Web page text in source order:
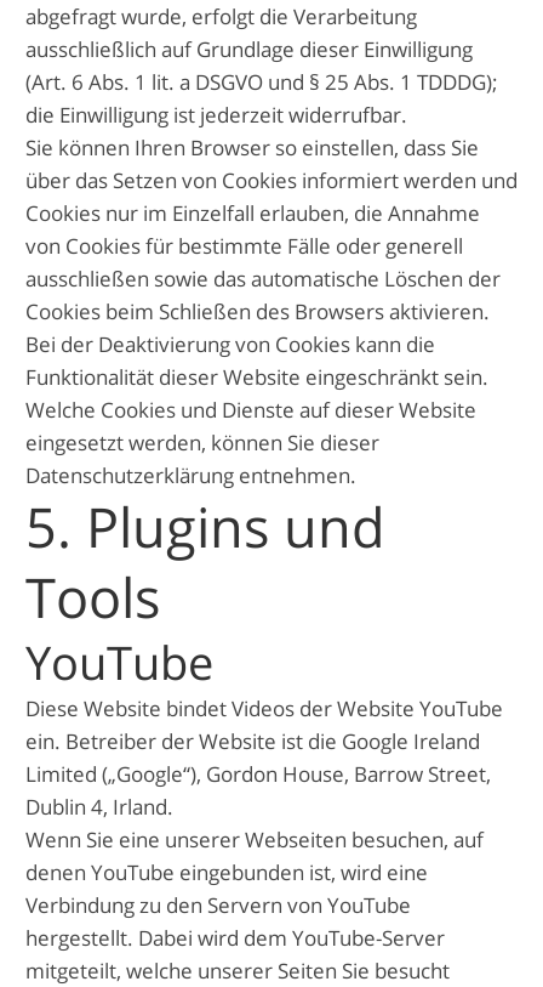
abgefragt wurde, erfolgt die Verarbeitung
ausschließlich auf Grundlage dieser Einwilligung
(Art. 6 Abs. 1 lit. a DSGVO und § 25 Abs. 1 TDDDG);
die Einwilligung ist jederzeit widerrufbar.
Sie können Ihren Browser so einstellen, dass Sie
über das Setzen von Cookies informiert werden und
Cookies nur im Einzelfall erlauben, die Annahme
von Cookies für bestimmte Fälle oder generell
ausschließen sowie das automatische Löschen der
Cookies beim Schließen des Browsers aktivieren.
Bei der Deaktivierung von Cookies kann die
Funktionalität dieser Website eingeschränkt sein.
Welche Cookies und Dienste auf dieser Website
eingesetzt werden, können Sie dieser
Datenschutzerklärung entnehmen.
5. Plugins und
Tools
YouTube
Diese Website bindet Videos der Website YouTube
ein. Betreiber der Website ist die Google Ireland
Limited („Google“), Gordon House, Barrow Street,
Dublin 4, Irland.
Wenn Sie eine unserer Webseiten besuchen, auf
denen YouTube eingebunden ist, wird eine
Verbindung zu den Servern von YouTube
hergestellt. Dabei wird dem YouTube-Server
mitgeteilt, welche unserer Seiten Sie besucht